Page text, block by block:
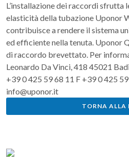
L’installazione dei raccordi
elasticità della tubazione Uponor
contribuisce a rendere il sistema
ed efficiente nella tenuta. Uponor
di raccordo brevettato. Per
Leonardo Da Vinci, 418 45021
+39 0 425 59 68 11 F +39 0 425
info@uponor.it
TORNA ALLA